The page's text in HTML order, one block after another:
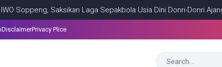
Laga Sepakbola Usia Dini Donri-Donri Ajang Pencarian
DisclaimerPrivacy Plice